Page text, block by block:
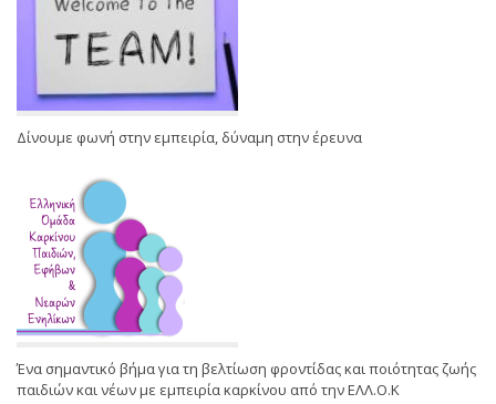
Δίνουμε φωνή στην εμπειρία, δύναμη στην έρευνα
Ένα σημαντικό βήμα για τη βελτίωση φροντίδας και ποιότητας ζωής
παιδιών και νέων με εμπειρία καρκίνου από την ΕΛΛ.Ο.Κ